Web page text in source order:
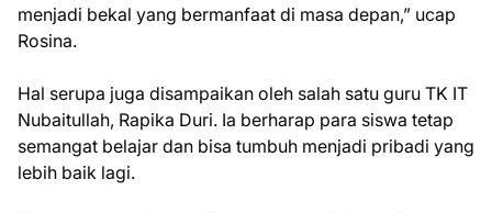
menjadi bekal yang bermanfaat di masa depan,” ucap
Rosina.
Hal serupa juga disampaikan oleh salah satu guru TK IT
Nubaitullah, Rapika Duri. Ia berharap para siswa tetap
semangat belajar dan bisa tumbuh menjadi pribadi yang
lebih baik lagi.